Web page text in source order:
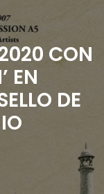
CON
EN
DE